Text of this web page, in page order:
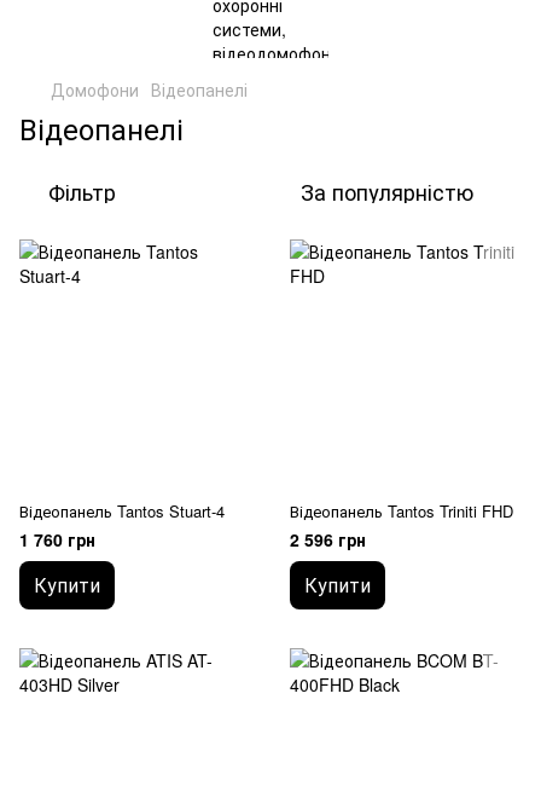
Домофони Відеопанелі
Відеопанелі
Фільтр За популярністю
Відеопанель Tantos Stuart-4
1 760 грн
Купити
Відеопанель Tantos Triniti FHD
2 596 грн
Купити